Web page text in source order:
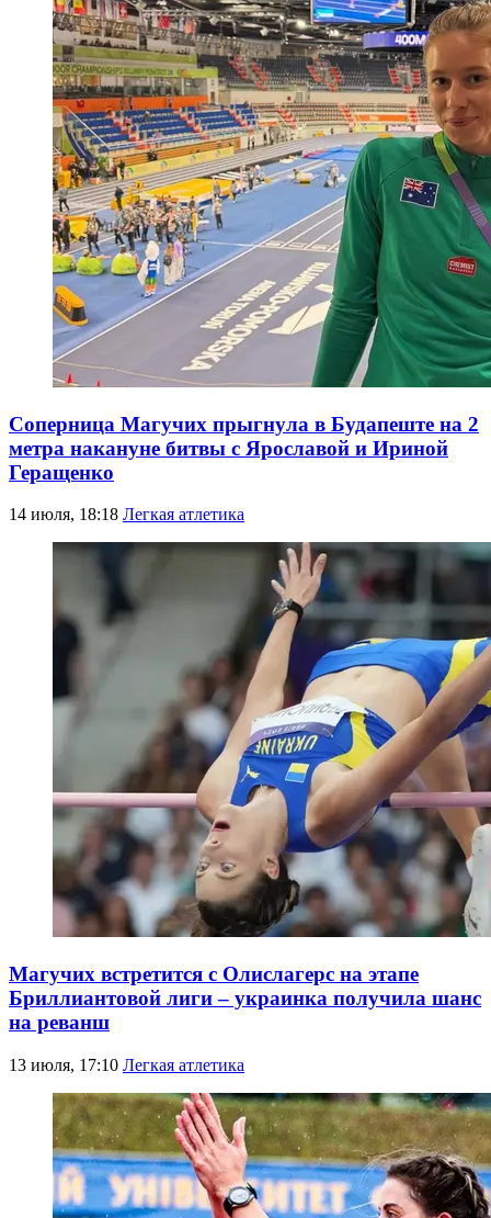
Соперница Магучих прыгнула в Будапеште на 2
метра накануне битвы с Ярославой и Ириной
Геращенко
14 июля, 18:18 Легкая атлетика
Магучих встретится с Олислагерс на этапе
Бриллиантовой лиги – украинка получила шанс
на реванш
13 июля, 17:10 Легкая атлетика